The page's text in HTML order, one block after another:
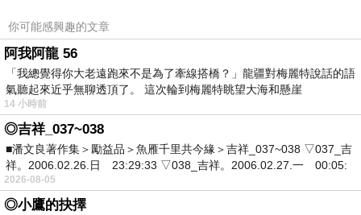
書籤：字海裡的遊戲者-楊少騏
https://facebook.com/writingsurf/
你可能感興趣的文章
阿我阿龍 56
「我總覺得你大老遠跑來不是為了牽線搭橋？」龍疆對梅麗特說話的語
氣聽起來近乎無聊透頂了。 這次輪到梅麗特眺望大海和懸崖
14 小時前
◎吉祥_037~038
■潘文良著作集＞勵益品＞魚雁千里共今緣＞吉祥_037~038 ▽037_吉
祥。2006.02.26.日 23:29:33 ▽038_吉祥。2006.02.27.一 00:05:
2026-08-05
◎小鷹的抉擇